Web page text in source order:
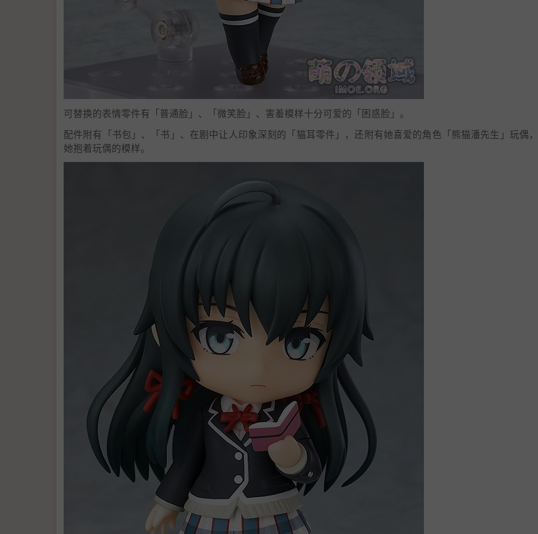
可替换的表情零件有「普通脸」、「微笑脸」、害羞模样十分可爱的「困惑脸」。
配件附有「书包」、「书」、在剧中让人印象深刻的「猫耳零件」，还附有她喜爱的角色「熊猫潘先生」玩偶
她抱着玩偶的模样。